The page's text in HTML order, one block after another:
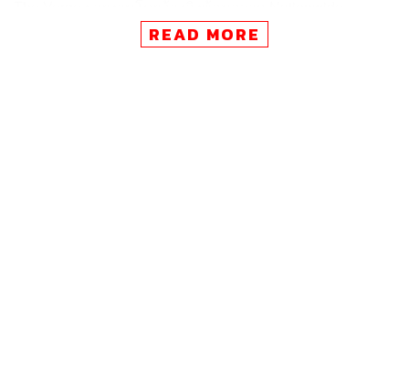
Mortgage Licensing Systemว่า ปัจจุบัน X กำลังอยู่ระหว่าง
ยื่นขอใบอนุญาตเพื่อให้บริการทางการเงินในรัฐต่างๆ ทั่ว
READ MORE